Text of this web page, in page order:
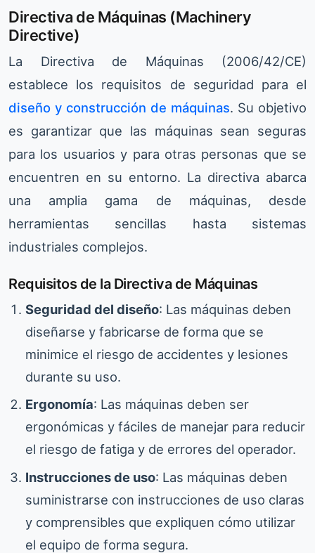
Directiva de Máquinas (Machinery
Directive)
La Directiva de Máquinas (2006/42/CE)
establece los requisitos de seguridad para el
diseño y construcción de máquinas. Su objetivo
es garantizar que las máquinas sean seguras
para los usuarios y para otras personas que se
encuentren en su entorno. La directiva abarca
una amplia gama de máquinas, desde
herramientas sencillas hasta sistemas
industriales complejos.
Requisitos de la Directiva de Máquinas
Seguridad del diseño: Las máquinas deben
diseñarse y fabricarse de forma que se
minimice el riesgo de accidentes y lesiones
durante su uso.
Ergonomía: Las máquinas deben ser
ergonómicas y fáciles de manejar para reducir
el riesgo de fatiga y de errores del operador.
Instrucciones de uso: Las máquinas deben
suministrarse con instrucciones de uso claras
y comprensibles que expliquen cómo utilizar
el equipo de forma segura.